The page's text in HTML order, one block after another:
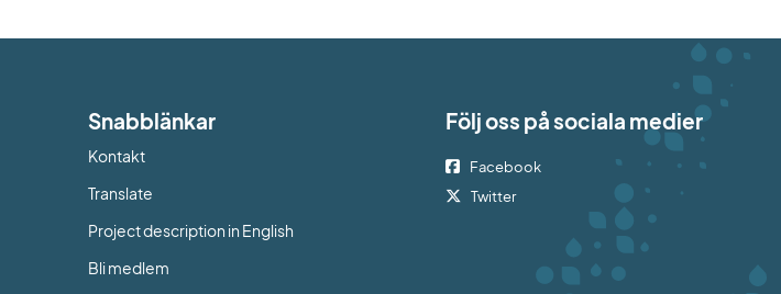
Snabblänkar
Kontakt
TranslateLänk till annan webbplats.
Project description in English
Bli medlem
Följ oss på sociala medier
Facebook
Twitter